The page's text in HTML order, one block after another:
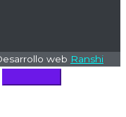
web Ranshi